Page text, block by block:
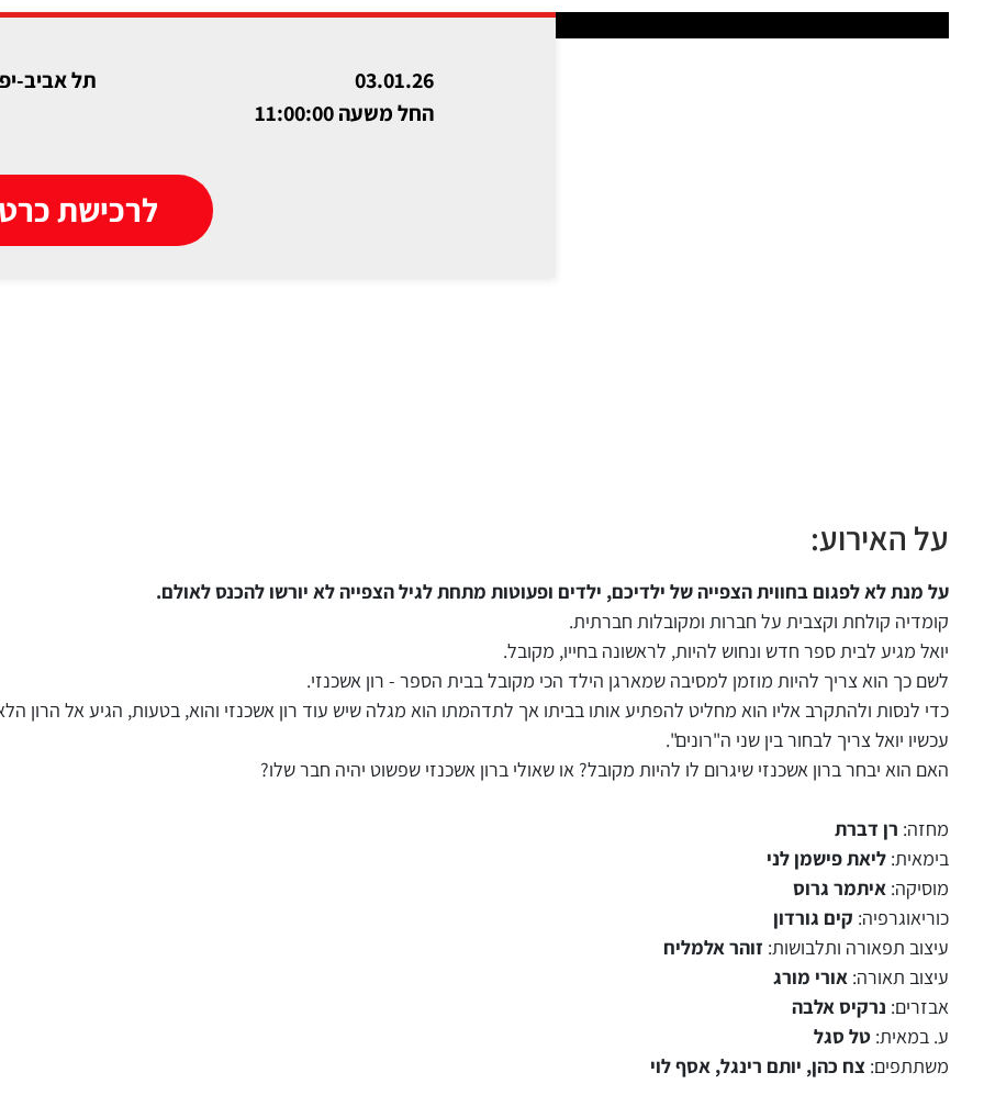
03.01.26
החל משעה 11:00:00
תל אביב-
לרכישת
על האירוע:
על מנת לא לפגום בחווית הצפייה של ילדיכם, ילדים ופעוטות מתחת לגיל הצפייה לא יורשו להכנס לאולם.
קומדיה קולחת וקצבית על חברות ומקובלות חברתית.
יואל מגיע לבית ספר חדש ונחוש להיות, לראשונה בחייו, מקובל.
לשם כך הוא צריך להיות מוזמן למסיבה שמארגן הילד הכי מקובל בבית הספר - רון אשכנזי.
כדי לנסות ולהתקרב אליו הוא מחליט להפתיע אותו בביתו אך לתדהמתו הוא מגלה שיש עוד רון אשכנזי והוא, בטעות, הגיע אל הרון הלא
עכשיו יואל צריך לבחור בין שני ה"רונים".
האם הוא יבחר ברון אשכנזי שיגרום לו להיות מקובל? או שאולי ברון אשכנזי שפשוט יהיה חבר שלו?
מחזה: רן דברת
בימאית: ליאת פישמן לני
מוסיקה: איתמר גרוס
כוריאוגרפיה: קים גורדון
עיצוב תפאורה ותלבושות: זוהר אלמליח
עיצוב תאורה: אורי מורג
אבזרים: נרקיס אלבה
ע. במאית: טל סגל
משתתפים: צח כהן, יותם רינגל, אסף לוי